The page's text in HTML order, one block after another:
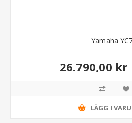
Yamaha
26.790,00 kr
LÄGG I